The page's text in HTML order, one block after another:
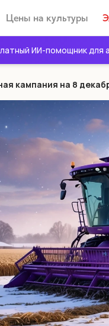
ИИ-помощник для
Цены на культуры
кампания на 8